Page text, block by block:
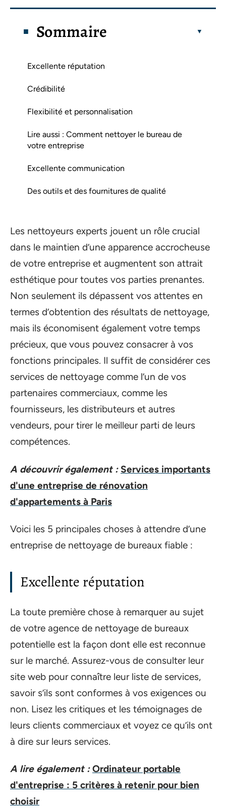
Sommaire
Excellente réputation
Crédibilité
Flexibilité et personnalisation
Lire aussi : Comment nettoyer le bureau de
votre entreprise
Excellente communication
Des outils et des fournitures de qualité
Les nettoyeurs experts jouent un rôle crucial
dans le maintien d’une apparence accrocheuse
de votre entreprise et augmentent son attrait
esthétique pour toutes vos parties prenantes.
Non seulement ils dépassent vos attentes en
termes d’obtention des résultats de nettoyage,
mais ils économisent également votre temps
précieux, que vous pouvez consacrer à vos
fonctions principales. Il suffit de considérer ces
services de nettoyage comme l’un de vos
partenaires commerciaux, comme les
fournisseurs, les distributeurs et autres
vendeurs, pour tirer le meilleur parti de leurs
compétences.
A découvrir également : Services importants
d'une entreprise de rénovation
d'appartements à Paris
Voici les 5 principales choses à attendre d’une
entreprise de nettoyage de bureaux fiable :
Excellente réputation
La toute première chose à remarquer au sujet
de votre agence de nettoyage de bureaux
potentielle est la façon dont elle est reconnue
sur le marché. Assurez-vous de consulter leur
site web pour connaître leur liste de services,
savoir s’ils sont conformes à vos exigences ou
non. Lisez les critiques et les témoignages de
leurs clients commerciaux et voyez ce qu’ils ont
à dire sur leurs services.
A lire également : Ordinateur portable
d'entreprise : 5 critères à retenir pour bien
choisir